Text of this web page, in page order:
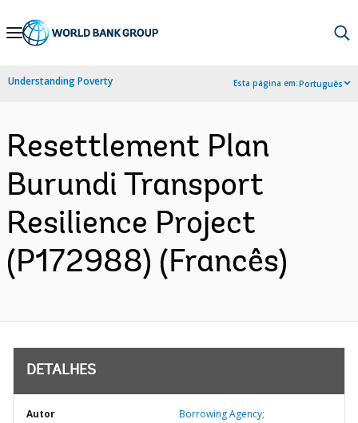
Skip
Navigation
Understanding Poverty Esta página em:Português
Resettlement Plan
Burundi Transport
Resilience Project
(P172988) (Francês)
DETALHES
Autor Borrowing Agency;